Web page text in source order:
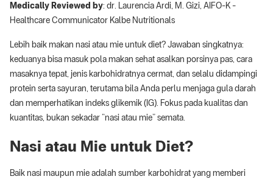
Medically Reviewed by: dr. Laurencia Ardi, M. Gizi, AIFO-K -
Healthcare Communicator Kalbe Nutritionals
Lebih baik makan nasi atau mie untuk diet? Jawaban singkatnya:
keduanya bisa masuk pola makan sehat asalkan porsinya pas, cara
masaknya tepat, jenis karbohidratnya cermat, dan selalu didampingi
protein serta sayuran, terutama bila Anda perlu menjaga gula darah
dan memperhatikan indeks glikemik (IG). Fokus pada kualitas dan
kuantitas, bukan sekadar “nasi atau mie” semata.
Nasi atau Mie untuk Diet?
Baik nasi maupun mie adalah sumber karbohidrat yang memberi